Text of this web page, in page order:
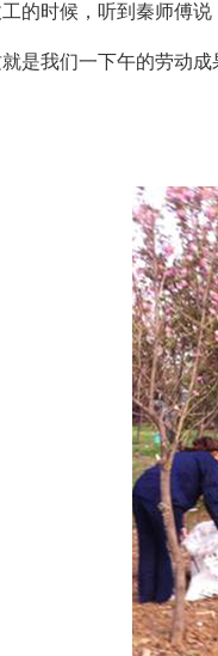
的时候，听到秦师傅说
是我们一下午的劳动成